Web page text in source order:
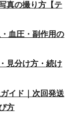
真の撮り方【テ
血圧・副作用の
見分け方・続け
イド｜次回発送
方